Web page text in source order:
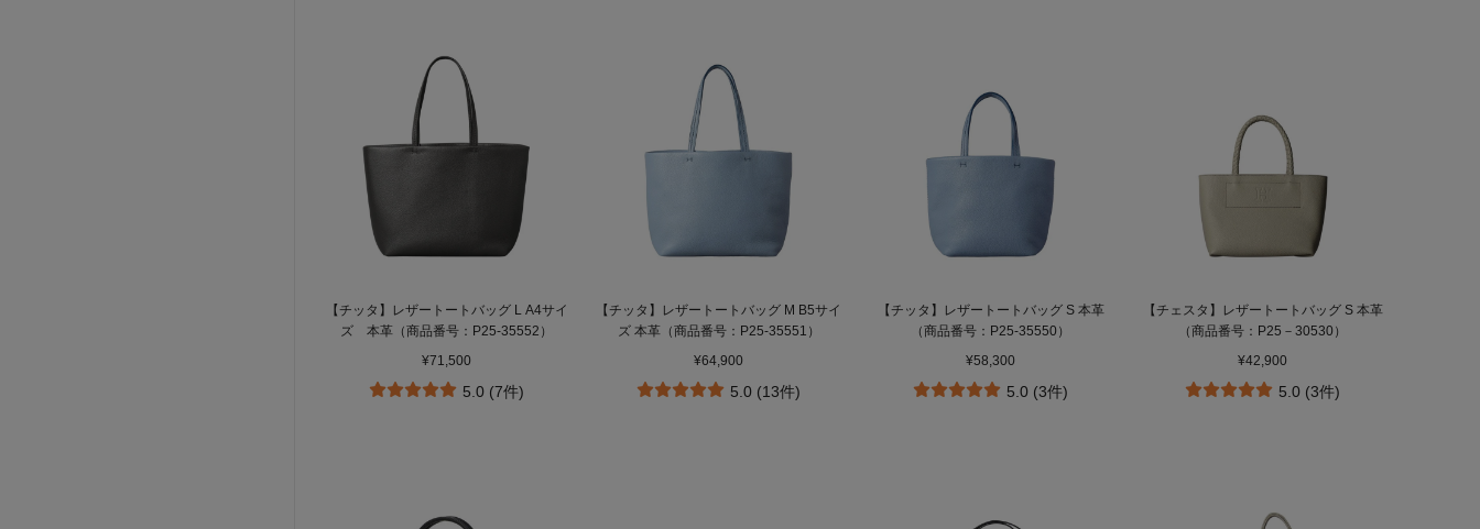
【チッタ】レザートートバッグ L A4サイ
ズ 本革（商品番号：P25‐35552）
¥71,500
5.0 (7件)
【チッタ】レザートートバッグ M B5サイ
ズ 本革（商品番号：P25‐35551）
¥64,900
5.0 (13件)
【チッタ】レザートートバッグ S 本革
（商品番号：P25‐35550）
¥58,300
5.0 (3件)
【チェスタ】レザートートバッグ S 本革
（商品番号：P25－30530）
¥42,900
5.0 (3件)